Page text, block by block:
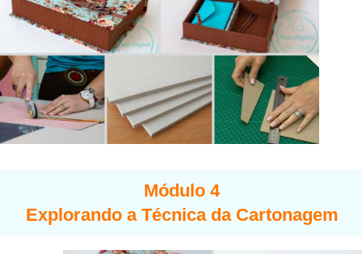
Módulo 4
Explorando a Técnica da Cartonagem